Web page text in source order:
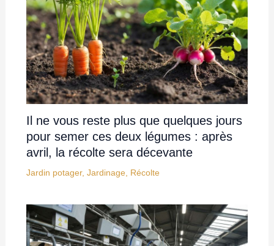
Il ne vous reste plus que quelques jours
pour semer ces deux légumes : après
avril, la récolte sera décevante
Jardin potager, Jardinage Récolte